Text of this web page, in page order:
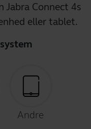
Jabra Connect 4s
eller tablet.
Andre